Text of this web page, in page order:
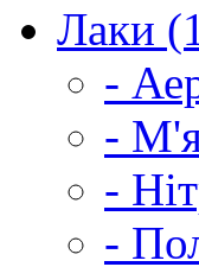
Лаки
-
-
-
-